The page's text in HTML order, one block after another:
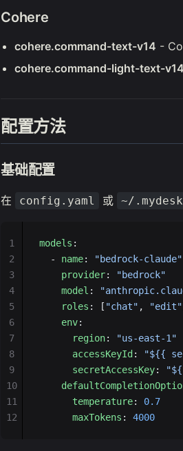
Cohere
cohere.command-text-v14 -
cohere.command-light-text-v14
配置方法
基础配置
在 config.yaml 或 ~/
models :
  -
name:
"bedrock-claude"
    provider
:
"bedrock"
    model
:
    roles
: [ "chat" , "edit"
    env
:
      region
:
"us-east-1"
      accessKeyId
:
"${{
      secretAccessKey
:
      temperature
: 0.7
      maxTokens
: 4000
1
2
3
4
5
6
7
8
9
10
11
12